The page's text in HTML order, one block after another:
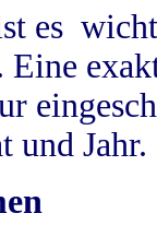
es
und Jahr.